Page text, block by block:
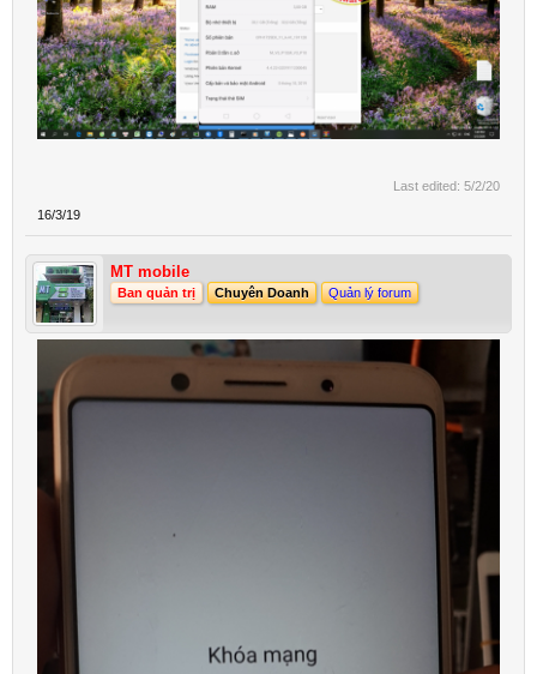
Last edited: 5/2/20
16/3/19
MT mobile
Ban quản trị Chuyên Doanh Quản lý forum